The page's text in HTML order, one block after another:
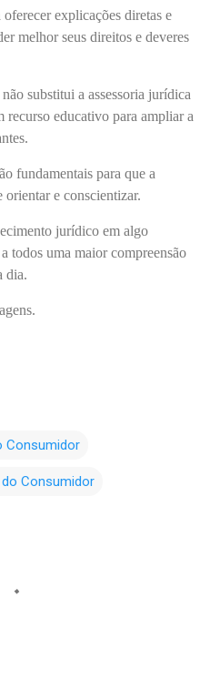
explicações diretas e
melhor seus direitos e deveres
substitui a assessoria jurídica
recurso educativo para ampliar a
fundamentais para que a
e conscientizar.
jurídico em algo
todos uma maior compreensão
dia.
Consumidor
Consumidor